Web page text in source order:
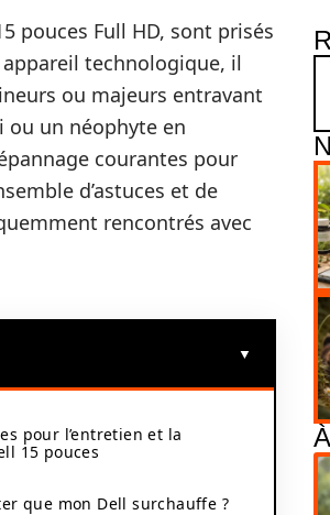
pouces Full HD, sont prisés
technologique, il
ou majeurs entravant
ou un néophyte en
courantes pour
d’astuces et de
rencontrés avec
pour l’entretien et la
15 pouces
que mon Dell surchauffe ?